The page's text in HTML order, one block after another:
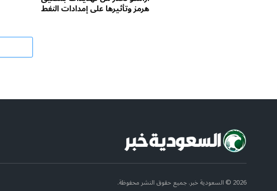
هرمز وتأثيرها على إمدادات النفط
2026 © السعودية خبر. جميع حقوق النشر محفوظة.